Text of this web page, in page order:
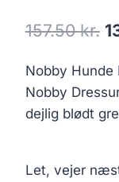
157.50kr.
Nobby Hunde
Nobby
dejlig blødt
Let, vejer